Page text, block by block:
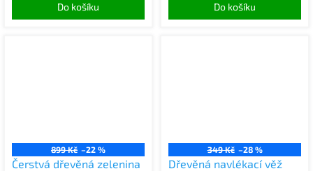
Do košíku Do košíku
899 Kč –22 %
Čerstvá dřevěná zelenina
349 Kč –28 %
Dřevěná navlékací věž